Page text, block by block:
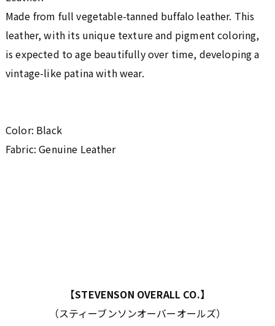
Made from full vegetable-tanned buffalo leather. This
leather, with its unique texture and pigment coloring,
is expected to age beautifully over time, developing a
vintage-like patina with wear.
Color: Black
Fabric: Genuine Leather
【STEVENSON OVERALL CO.】
（スティーブンソンオーバーオールズ）